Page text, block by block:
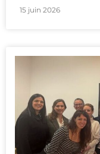
15 juin 2026